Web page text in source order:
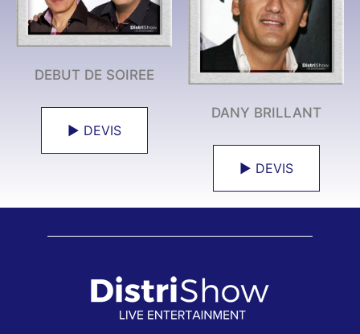
DEBUT DE SOIREE
► DEVIS
DANY BRILLANT
► DEVIS